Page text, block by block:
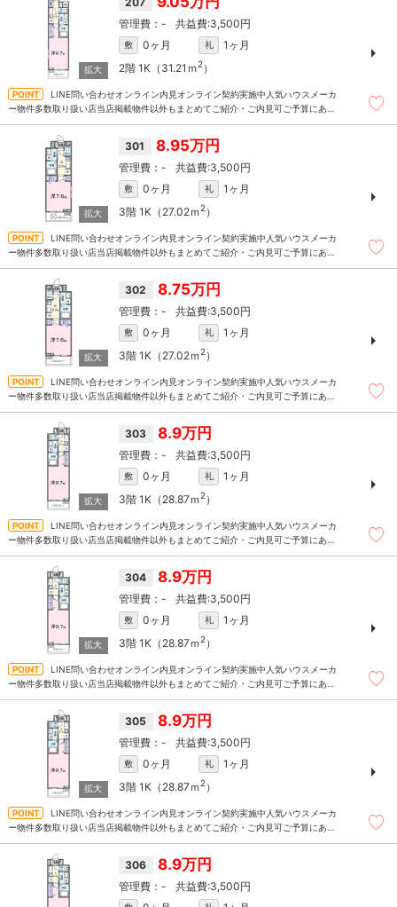
- 3,500円
敷 0ヶ月 礼
1ヶ月
2階 1K（31.21ｍ 2）
LINE問い合わせオンライン内見オンライン契約実施中人気ハウスメーカ
ー物件多数取り扱い店当店掲載物件以外もまとめてご紹介・ご内見可ご予算にあっ
301 8.95万円
- 3,500円
敷 0ヶ月 礼
1ヶ月
3階 1K（27.02ｍ 2）
LINE問い合わせオンライン内見オンライン契約実施中人気ハウスメーカ
ー物件多数取り扱い店当店掲載物件以外もまとめてご紹介・ご内見可ご予算にあっ
302 8.75万円
- 3,500円
敷 0ヶ月 礼
1ヶ月
3階 1K（27.02ｍ 2）
LINE問い合わせオンライン内見オンライン契約実施中人気ハウスメーカ
ー物件多数取り扱い店当店掲載物件以外もまとめてご紹介・ご内見可ご予算にあっ
303 8.9万円
- 3,500円
敷 0ヶ月 礼
1ヶ月
3階 1K（28.87ｍ 2）
LINE問い合わせオンライン内見オンライン契約実施中人気ハウスメーカ
ー物件多数取り扱い店当店掲載物件以外もまとめてご紹介・ご内見可ご予算にあっ
304 8.9万円
- 3,500円
敷 0ヶ月 礼
1ヶ月
3階 1K（28.87ｍ 2）
LINE問い合わせオンライン内見オンライン契約実施中人気ハウスメーカ
ー物件多数取り扱い店当店掲載物件以外もまとめてご紹介・ご内見可ご予算にあっ
305 8.9万円
- 3,500円
敷 0ヶ月 礼
1ヶ月
3階 1K（28.87ｍ 2）
LINE問い合わせオンライン内見オンライン契約実施中人気ハウスメーカ
ー物件多数取り扱い店当店掲載物件以外もまとめてご紹介・ご内見可ご予算にあっ
306 8.9万円
- 3,500円